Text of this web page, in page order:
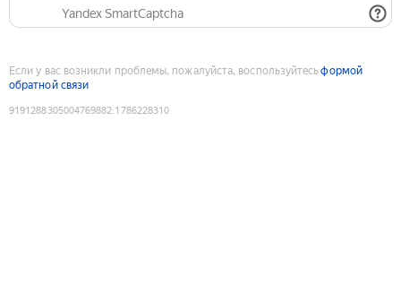
Yandex SmartCaptcha
Если у вас возникли проблемы, пожалуйста, воспользуйтесьформой
обратной связи
9191288305004769882:1786228310